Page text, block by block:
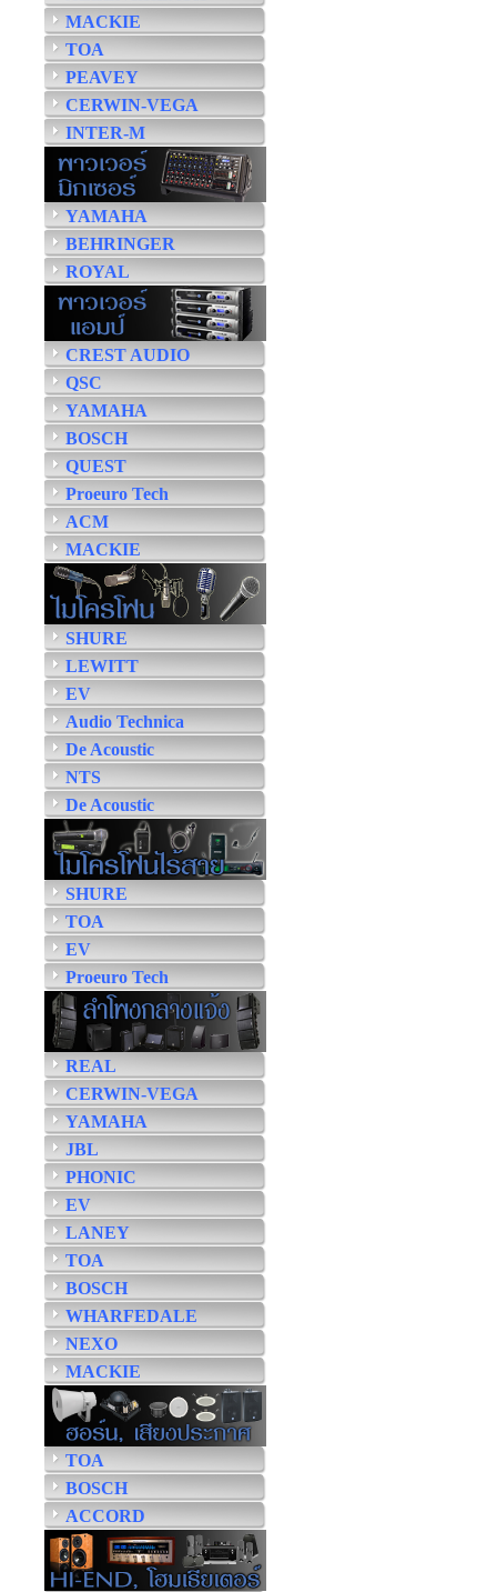
MACKIE
TOA
PEAVEY
CERWIN-VEGA
INTER-M
YAMAHA
BEHRINGER
ROYAL
CREST AUDIO
QSC
YAMAHA
BOSCH
QUEST
Proeuro Tech
ACM
MACKIE
SHURE
LEWITT
EV
Audio Technica
De Acoustic
NTS
De Acoustic
SHURE
TOA
EV
Proeuro Tech
REAL
CERWIN-VEGA
YAMAHA
JBL
PHONIC
EV
LANEY
TOA
BOSCH
WHARFEDALE
NEXO
MACKIE
TOA
BOSCH
ACCORD